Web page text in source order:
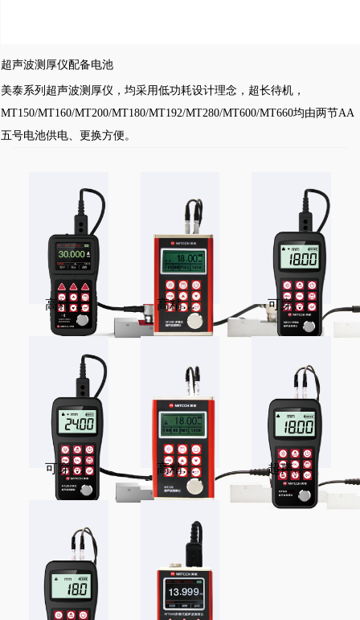
超声波测厚仪配备电池
美泰系列超声波测厚仪，均采用低功耗设计理念，超长待机，
MT150/MT160/MT200/MT180/MT192/MT280/MT600/MT660均由两节AA
五号电池供电、更换方便。
高精密超声波测厚仪 高精密超声波测厚仪 可穿涂层超声测厚仪
可穿涂层超声波测厚仪 高精密超声波测厚仪 超声波测厚仪